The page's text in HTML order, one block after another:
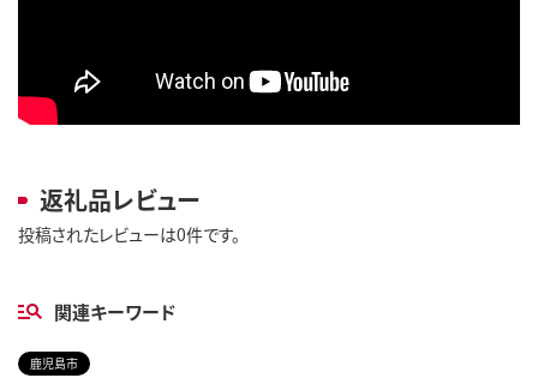
返礼品レビュー
投稿されたレビューは0件です。
関連キーワード
鹿児島市